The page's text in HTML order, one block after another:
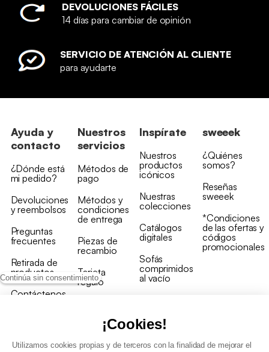
Continúa sin consentimiento
¡Cookies!
Utilizamos cookies propias y de terceros con la finalidad de mejorar el
DEVOLUCIONES FÁCILES
14 días para cambiar de opinión
SERVICIO DE ATENCIÓN AL CLIENTE
para ayudarte
Ayuda y
contacto
¿Dónde está
mi pedido?
Devoluciones
y reembolsos
Preguntas
frecuentes
Retirada de
productos
Contáctenos
Nuestros
servicios
Métodos de
pago
Métodos y
condiciones
de entrega
Piezas de
recambio
Tarjeta
regalo
Inspírate
Nuestros
productos
icónicos
Nuestras
colecciones
Catálogos
digitales
Sofás
comprimidos
al vacío
sweeek
¿Quiénes
somos?
Reseñas
sweeek
*Condiciones
de las ofertas y
códigos
promocionales